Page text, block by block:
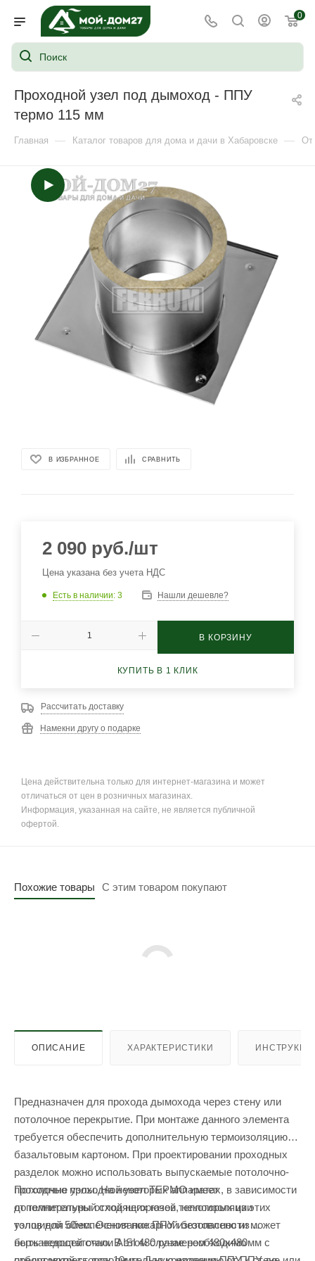
0
Проходной узел под дымоход - ППУ
термо 115 мм
Главная — Каталог товаров для дома и дачи в Хабаровске —
В ИЗБРАННОЕ СРАВНИТЬ
2 090 руб./шт
Цена указана без учета НДС
Есть в наличии: 3 Нашли дешевле?
В КОРЗИНУ
КУПИТЬ В 1 КЛИК
Рассчитать доставку
Намекни другу о подарке
Цена действительна только для интернет-магазина и может
отличаться от цен в розничных магазинах.
Информация, указанная на сайте, не является публичной
офертой.
Похожие товары С этим товаром покупают
ОПИСАНИЕ ХАРАКТЕРИСТИКИ
Предназначен для прохода дымохода через стену или
потолочное перекрытие. При монтаже данного элемента
требуется обеспечить дополнительную термоизоляцию
базальтовым картоном. При проектировании проходных
разделок можно использовать выпускаемые потолочно-
проходные узлы. На некоторых аппаратах, в зависимости
от температуры отходящих газов, некоторых из этих
узлов для обеспечения пожарной безопасности может
быть недостаточно. В этом случае необходимо
Потолочно проходной узел ТЕРМО имеет
дополнительный слой негорючей теплоизоляции
толщиной 50мм. Основание ППУ изготовлено из
нержавеющей стали AISI 430 размером 480х480мм с